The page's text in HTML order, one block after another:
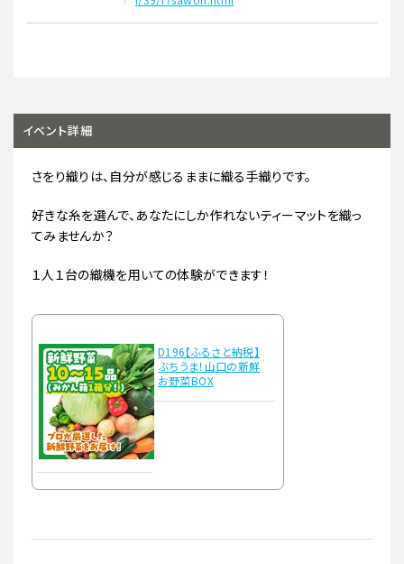
イベント詳細
さをり織りは、自分が感じるままに織る手織りです。
好きな糸を選んで、あなたにしか作れないティーマットを織っ
てみませんか？
１人１台の織機を用いての体験ができます！
D196【ふるさと納税】
ぶちうま！山口の新鮮
お野菜BOX